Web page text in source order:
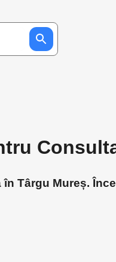
Târgu Mureș.